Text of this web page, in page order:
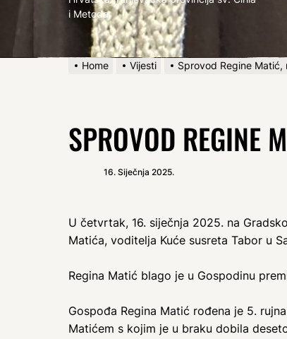
i Metoda
Home Vijesti Sprovod Regine
SPROVOD REGINE
16. Siječnja 2025.
U četvrtak, 16. siječnja 2025. na
Matića, voditelja Kuće susreta Tabor u
Regina Matić blago je u Gospodinu
Gospođa Regina Matić rođena je 5.
Matićem s kojim je u braku dobila